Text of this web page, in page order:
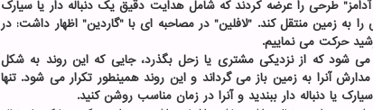
طرحی را عرضه کردند که شامل هدایت دقیق یک دنباله دار یا سیارک
به زمین منتقل کند. "لافلین" در مصاحبه ای با "گاردین" اظهار داشت: در
حرکت می نماییم.
می شود که از نزدیکی مشتری یا زحل بگذرد، جایی که این روند به شکل
آنرا به زمین باز می گرداند و این روند همینطور تکرار می شود. تنها
یا دنباله دار ببندید و آنرا در زمان مناسب روشن کنید.